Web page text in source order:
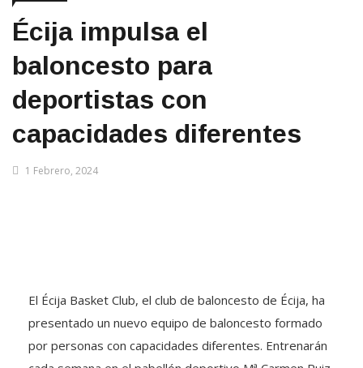
Écija impulsa el
baloncesto para
deportistas con
capacidades diferentes
1 Febrero, 2024
El Écija Basket Club, el club de baloncesto de Écija, ha
presentado un nuevo equipo de baloncesto formado
por personas con capacidades diferentes. Entrenarán